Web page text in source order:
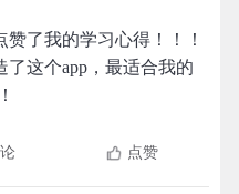
了我的学习心得！！！
这个app，最适合我的
点赞